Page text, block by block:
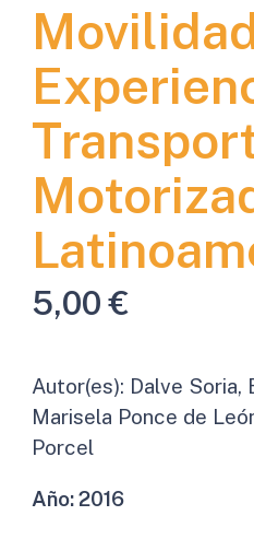
5,00€
Autor(es): Dalve Soria,
Marisela Ponce de
Porcel
Año:2016